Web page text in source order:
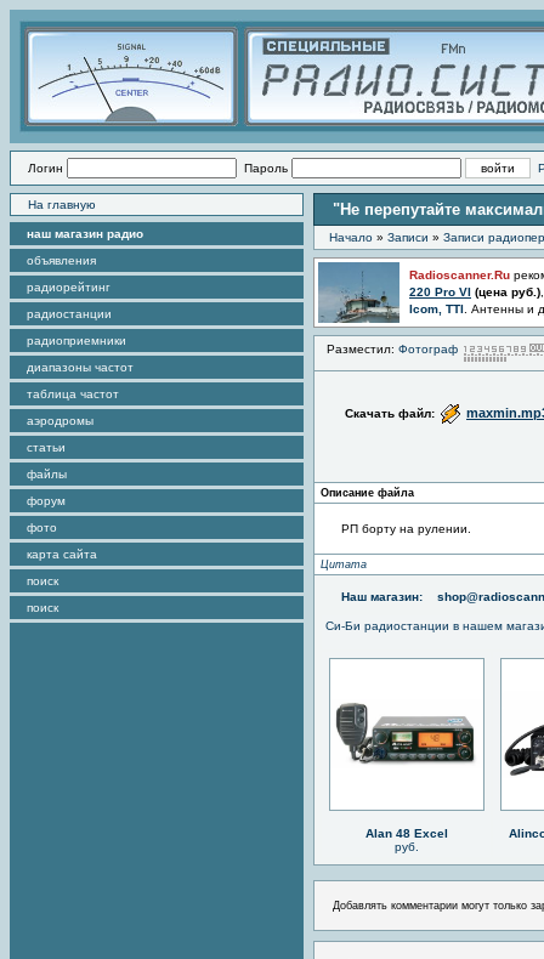
Логин Пароль
На главную
наш магазин радио
объявления
радиорейтинг
радиостанции
радиоприемники
диапазоны частот
таблица частот
аэродромы
статьи
файлы
форум
фото
карта сайта
поиск
поиск
"Не перепутайте
Начало » Записи » Записи
Radioscanner.Ru
220 Pro VI (цена руб.)
Icom, TTI . Антенны и
Разместил: Фотограф
Скачать файл:
Описание файла
РП борту на рулении.
Цитата
Наш магазин:
Си-Би радиостанции в нашем
Alan 48 Excel
руб.
Добавлять комментарии могут только